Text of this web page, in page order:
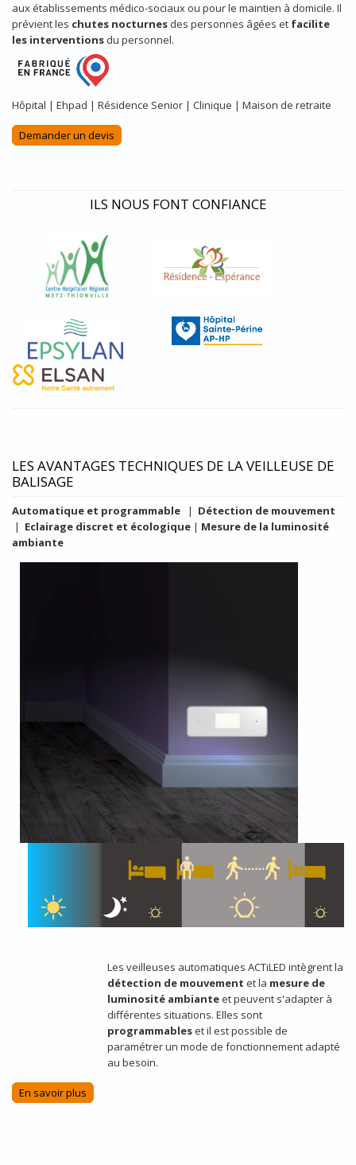
aux établissements médico-sociaux ou pour le maintien à domicile. Il
prévient les chutes nocturnes des personnes âgées et facilite
les interventions du personnel.
Hôpital | Ehpad | Résidence Senior | Clinique | Maison de retraite
Demander un devis
ILS NOUS FONT CONFIANCE
LES AVANTAGES TECHNIQUES DE LA VEILLEUSE DE
BALISAGE
Automatique et programmable | Détection de mouvement
| Eclairage discret et écologique | Mesure de la luminosité
ambiante
Les veilleuses automatiques ACTiLED intègrent la
détection de mouvement et la mesure de
luminosité ambianteet peuvent s'adapter à
différentes situations. Elles sont
programmableset il est possible de
paramétrer un mode de fonctionnement adapté
au besoin.
En savoir plus